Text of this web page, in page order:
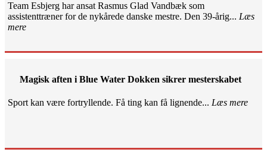
Team Esbjerg har ansat Rasmus Glad Vandbæk som
assistenttræner for de nykårede danske mestre. Den 39-årig... Læs
mere
Magisk aften i Blue Water Dokken sikrer mesterskabet
Sport kan være fortryllende. Få ting kan få lignende... Læs mere